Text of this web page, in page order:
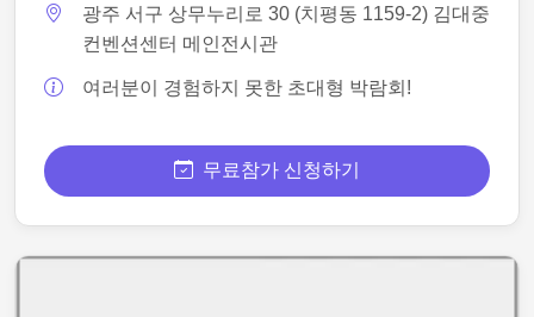
광주 서구 상무누리로 30 (치평동 1159-2) 김대중
컨벤션센터 메인전시관
여러분이 경험하지 못한 초대형 박람회!
무료참가 신청하기